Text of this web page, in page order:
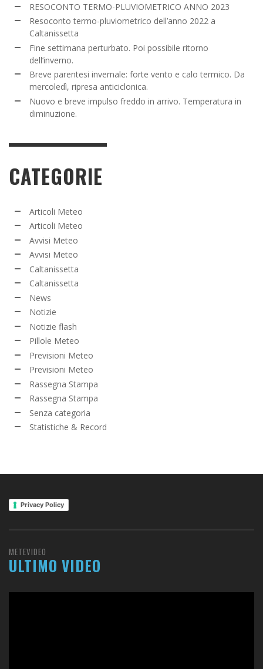
RESOCONTO TERMO-PLUVIOMETRICO ANNO 2023
Resoconto termo-pluviometrico dell’anno 2022 a
Caltanissetta
Fine settimana perturbato. Poi possibile ritorno
dell’inverno.
Breve parentesi invernale: forte vento e calo termico. Da
mercoledì, ripresa anticiclonica.
Nuovo e breve impulso freddo in arrivo. Temperatura in
diminuzione.
CATEGORIE
Articoli Meteo
Articoli Meteo
Avvisi Meteo
Avvisi Meteo
Caltanissetta
Caltanissetta
News
Notizie
Notizie flash
Pillole Meteo
Previsioni Meteo
Previsioni Meteo
Rassegna Stampa
Rassegna Stampa
Senza categoria
Statistiche & Record
Privacy Policy
METEVIDEO
ULTIMO VIDEO